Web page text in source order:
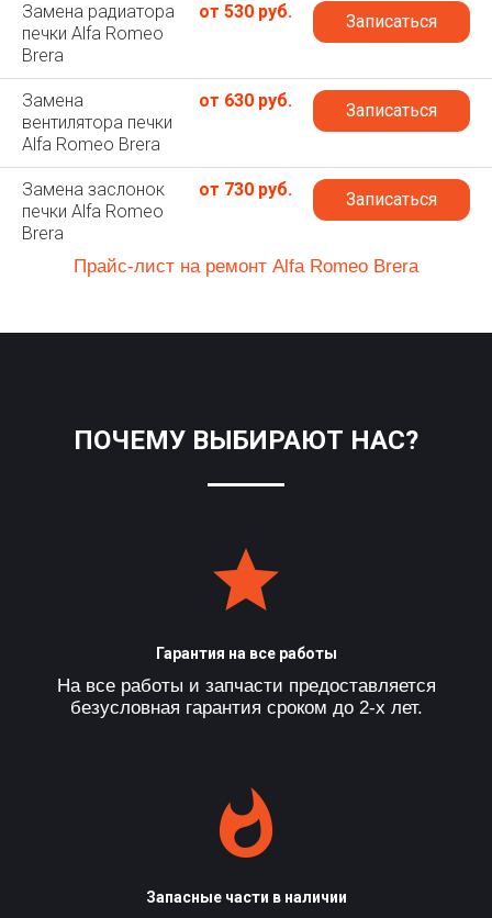
Замена радиатора
печки Alfa Romeo
Brera
от 530 руб. Записаться
Замена
вентилятора печки
Alfa Romeo Brera
от 630 руб. Записаться
Замена заслонок
печки Alfa Romeo
Brera
от 730 руб. Записаться
Прайс-лист на ремонт Alfa Romeo Brera
ПОЧЕМУ ВЫБИРАЮТ НАС?
Гарантия на все работы
На все работы и запчасти предоставляется
безусловная гарантия сроком до 2-х лет.
Запасные части в наличии